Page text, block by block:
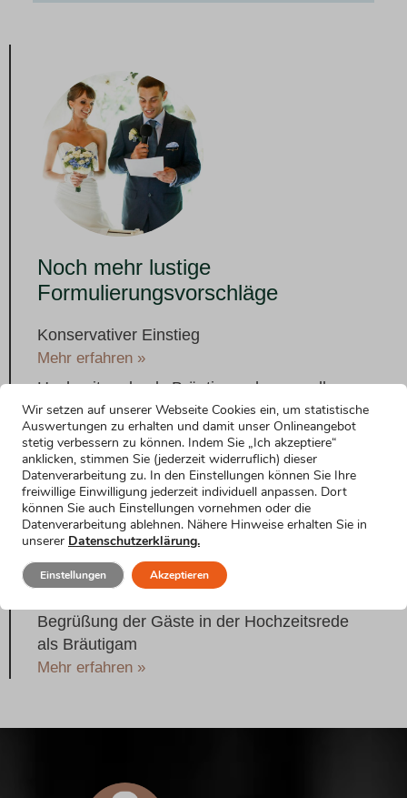
Noch mehr lustige
Formulierungsvorschläge
Konservativer Einstieg
Mehr erfahren »
Hochzeitsrede als Bräutigam: humorvoller
Einstieg
Mehr erfahren »
Einstieg mit Selbstironie
Mehr erfahren »
Einstieg für kurze Reden
Mehr erfahren »
Einstieg für den nervösen Bräutigam
Mehr erfahren »
Begrüßung der Gäste in der Hochzeitsrede
als Bräutigam
Mehr erfahren »
Wir setzen auf unserer Webseite Cookies ein, um statistische
Auswertungen zu erhalten und damit unser Onlineangebot
stetig verbessern zu können. Indem Sie „Ich akzeptiere“
anklicken, stimmen Sie (jederzeit widerruflich) dieser
Datenverarbeitung zu. In den Einstellungen können Sie Ihre
freiwillige Einwilligung jederzeit individuell anpassen. Dort
können Sie auch Einstellungen vornehmen oder die
Datenverarbeitung ablehnen. Nähere Hinweise erhalten Sie in
unserer Datenschutzerklärung.
Akzeptieren
Einstellungen